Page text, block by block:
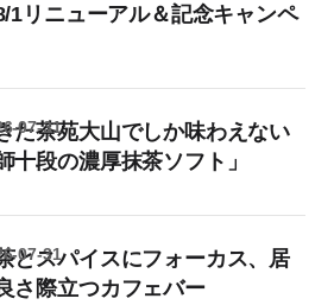
1リニューアル＆記念キャンペ
た茶苑大山でしか味わえない
十段の濃厚抹茶ソフト」
07-31
とスパイスにフォーカス、居
さ際立つカフェバー
07-31